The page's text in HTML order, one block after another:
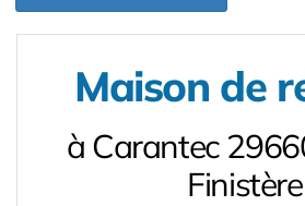
Maison de
à Carantec
Finistère